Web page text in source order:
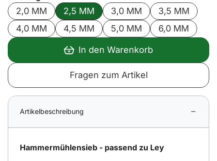
2,0 MM 2,5 MM 3,0 MM
3,5 MM
4,0 MM
4,5 MM 5,0 MM 6,0 MM
In den Warenkorb
Fragen zum Artikel
Artikelbeschreibung
Hammermühlensieb - passend zu Ley